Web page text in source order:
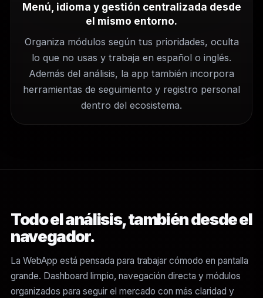
Menú, idioma y gestión centralizada desde
el mismo entorno.
Organiza módulos según tus prioridades, oculta
lo que no usas y trabaja en español o inglés.
Además del análisis, la app también incorpora
herramientas de seguimiento y registro personal
dentro del ecosistema.
Todo el análisis, también desde el
navegador.
La WebApp está pensada para trabajar cómodo en pantalla
grande. Dashboard limpio, navegación directa y módulos
organizados para seguir el mercado con más claridad y